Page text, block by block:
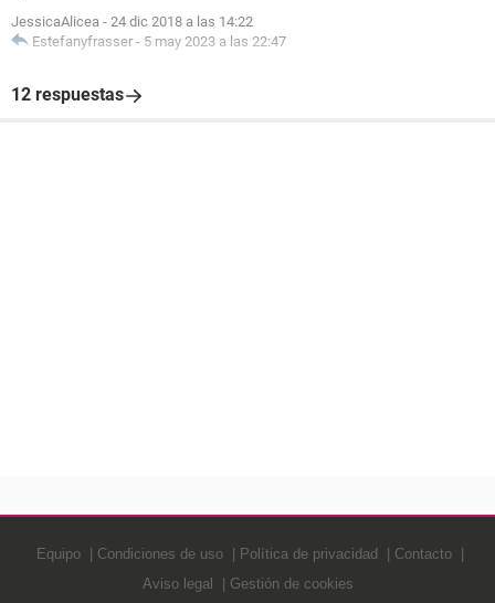
JessicaAlicea - 24 dic 2018 a las 14:22
Estefanyfrasser - 5 may 2023 a las 22:47
12 respuestas
Equipo Condiciones de uso Política de privacidad
Contacto
Aviso legal
Gestión de cookies